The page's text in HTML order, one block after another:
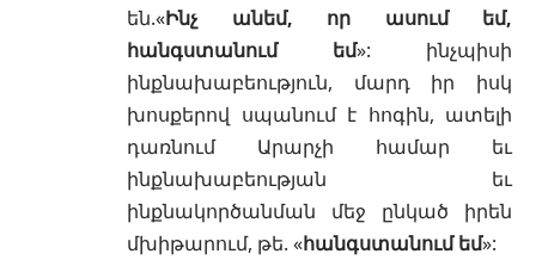
են.«Ինչ անեմ, որ ասում եմ,
հանգստանում եմ»: ինչպիսի
ինքնախաբեություն, մարդ իր իսկ
խոսքերով սպանում է հոգին, ատելի
դառնում Արարչի համար եւ
ինքնախաբեության եւ
ինքնակործանման մեջ ընկած իրեն
մխիթարում, թե. «հանգստանում եմ»: